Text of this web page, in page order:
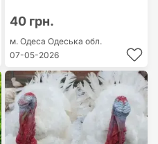
40 грн.
м. Одеса Одеська обл.
07-05-2026